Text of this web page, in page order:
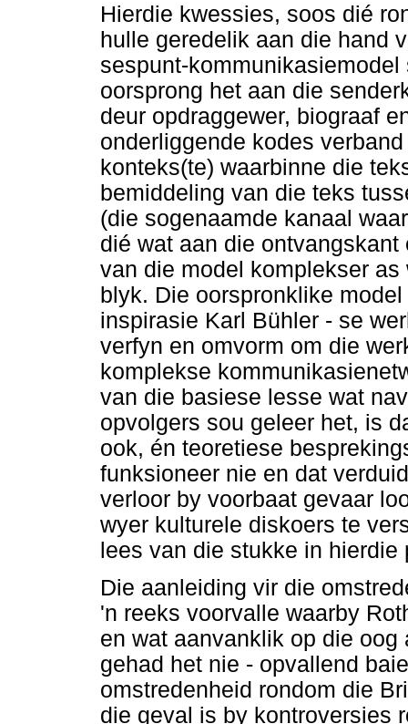
Hierdie kwessies, soos dié
hulle geredelik aan die hand
sespunt-
oorsprong het aan die
deur opdraggewer, biograaf
onderliggende kodes
konteks(te) waarbinne die
bemiddeling van die teks
(die sogenaamde kanaal
dié wat aan die
van die model komplekser
blyk. Die oorspronklike
inspirasie Karl Bühler - se
verfyn en omvorm om die
komplekse
van die basiese lesse wat
opvolgers sou geleer het, is
ook, én teoretiese
funksioneer nie en dat
verloor by voorbaat gevaar
wyer kulturele diskoers te
lees van die stukke in
Die aanleiding vir die
'n reeks voorvalle waarby
en wat aanvanklik op die
gehad het nie - opvallend
omstredenheid rondom die
die geval is by kontroversies